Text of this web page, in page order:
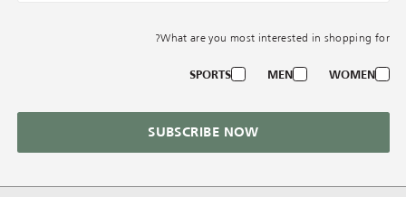
What are you most interested in shopping for?
WOMEN
MEN
SPORTS
SUBSCRIBE NOW